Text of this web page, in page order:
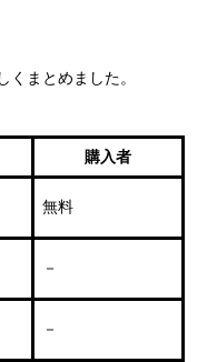
くまとめました。
購入者
無料
－
－